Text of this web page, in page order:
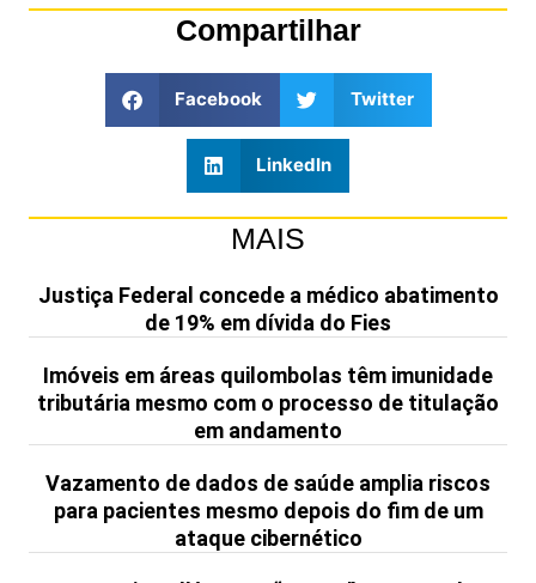
Compartilhar
Facebook Twitter
LinkedIn
MAIS
Justiça Federal concede a médico abatimento
de 19% em dívida do Fies
Imóveis em áreas quilombolas têm imunidade
tributária mesmo com o processo de titulação
em andamento
Vazamento de dados de saúde amplia riscos
para pacientes mesmo depois do fim de um
ataque cibernético